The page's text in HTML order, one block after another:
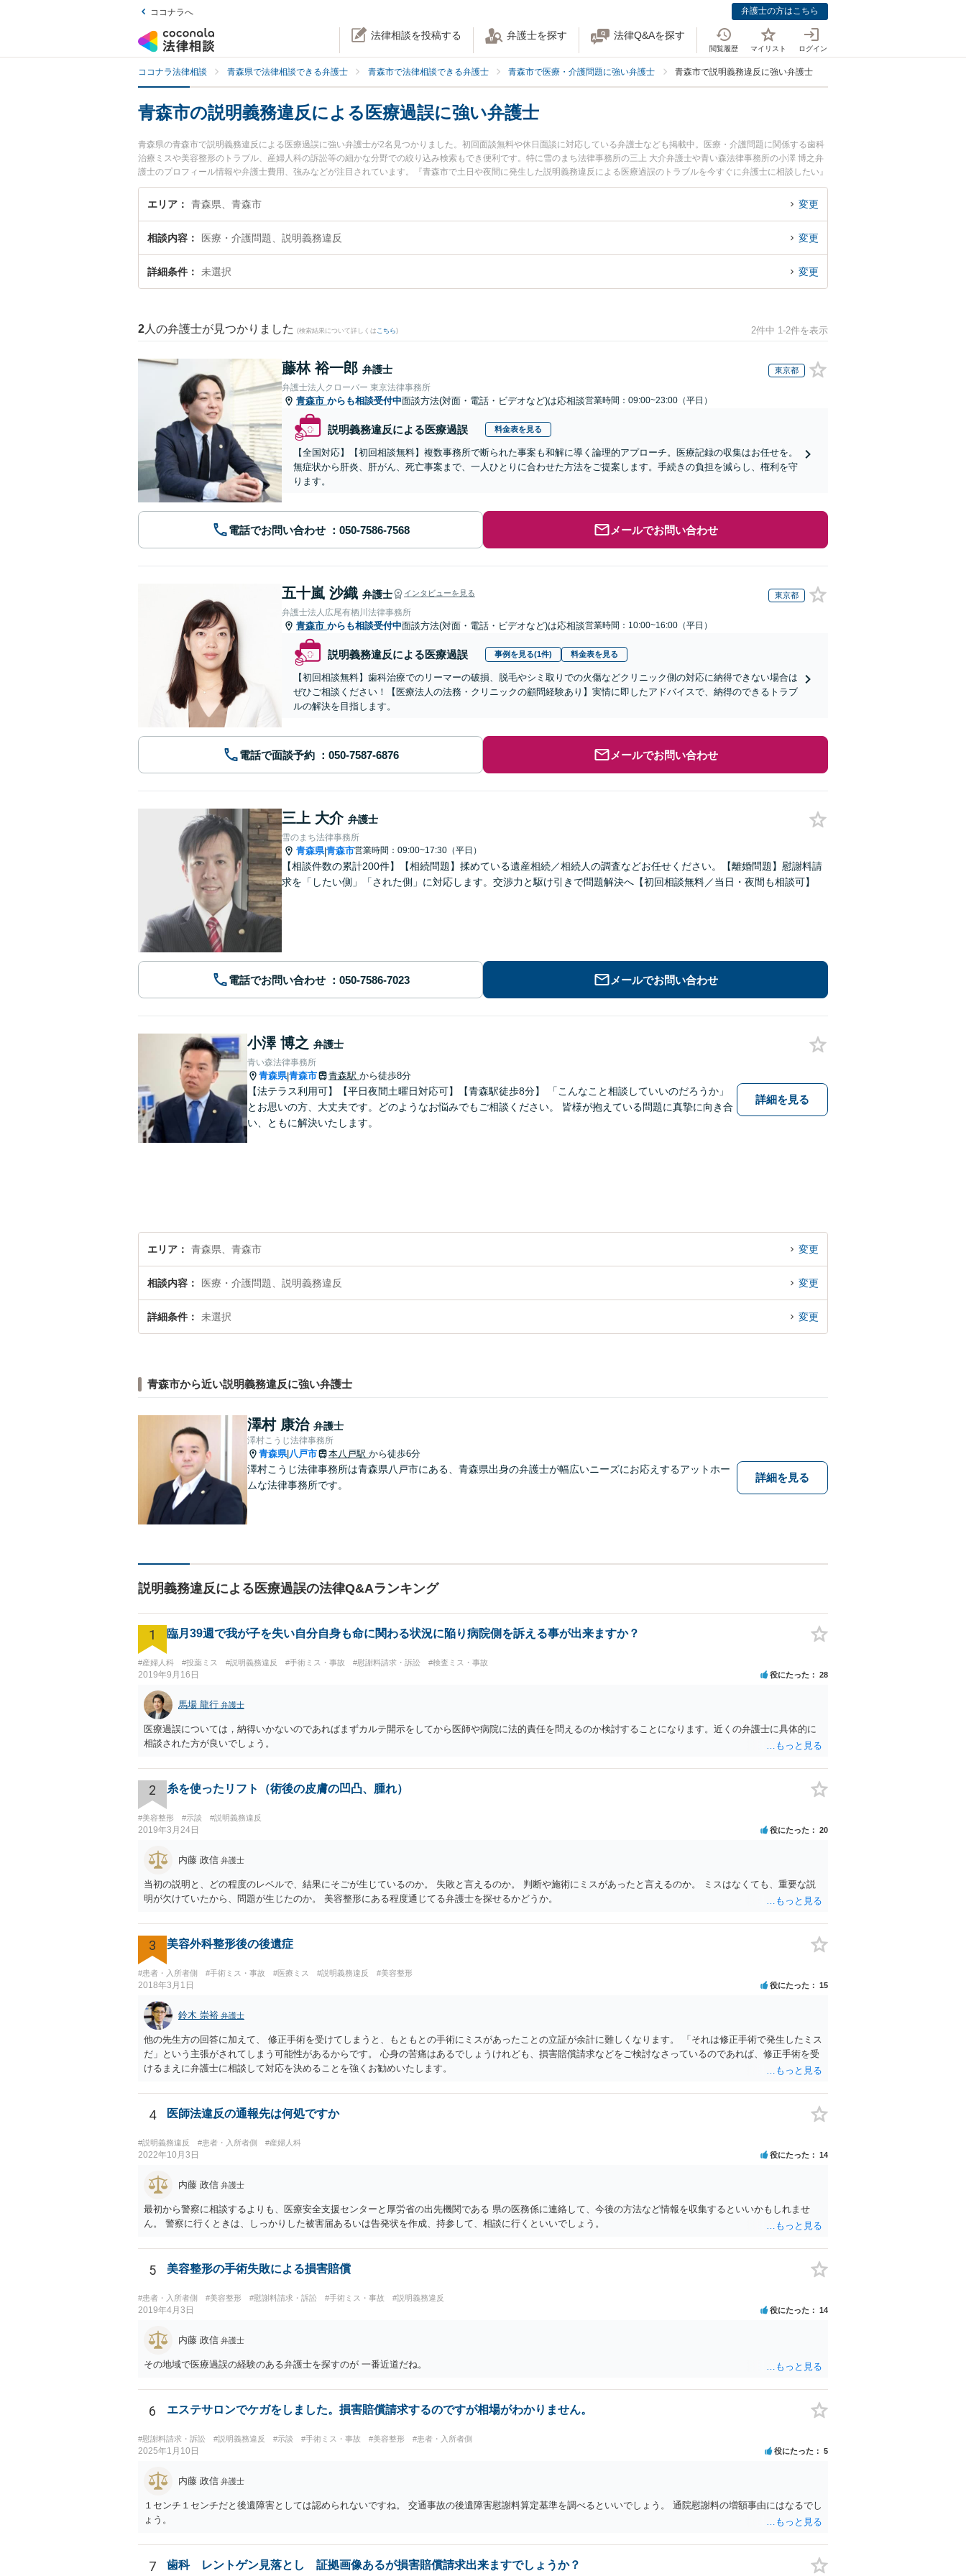
ココナラへ 弁護士の方はこちら
法律相談を投稿する 弁護士を探す 法律Q&Aを探す
閲覧履歴 マイリスト ログイン
ココナラ法律相談 青森県で法律相談できる弁護士 青森市で法律相談できる弁護士 青森市で医療・介護問題に強い弁護士 青森市で説明義務違反に強い弁護士
青森市の説明義務違反による医療過誤に強い弁護士
青森県の青森市で説明義務違反による医療過誤に強い弁護士が2名見つかりました。初回面談無料や休日面談に対応している弁護士なども掲載中。医療・介護問題に関係する歯科
治療ミスや美容整形のトラブル、産婦人科の訴訟等の細かな分野での絞り込み検索もでき便利です。特に雪のまち法律事務所の三上 大介弁護士や青い森法律事務所の小澤 博之弁
護士のプロフィール情報や弁護士費用、強みなどが注目されています。『青森市で土日や夜間に発生した説明義務違反による医療過誤のトラブルを今すぐに弁護士に相談したい』
『説明義務違反による医療過誤のトラブル解決の実績豊富な近くの弁護士を検索したい』『初回相談無料で説明義務違反による医療過誤を法律相談できる青森市内の弁護士に相談
予約したい』などでお困りの相談者さんにおすすめです。
エリア 青森県、青森市 変更
相談内容 医療・介護問題、説明義務違反 変更
詳細条件 未選択 変更
2 人の弁護士が見つかりました (検索結果について詳しくは こちら) 2件中 1-2件を表示
藤林 裕一郎 弁護士 東京都
弁護士法人クローバー 東京法律事務所
青森市 からも相談受付中面談方法(対面・電話・ビデオなど)は応相談営業時間：09:00~23:00（平日）
説明義務違反による医療過誤 料金表を見る
【全国対応】【初回相談無料】複数事務所で断られた事案も和解に導く論理的アプローチ。医療記録の収集はお任せを。
無症状から肝炎、肝がん、死亡事案まで、一人ひとりに合わせた方法をご提案します。手続きの負担を減らし、権利を守
ります。
電話でお問い合わせ メールでお問い合わせ
五十嵐 沙織 弁護士 インタビューを見る 東京都
弁護士法人広尾有栖川法律事務所
青森市 からも相談受付中面談方法(対面・電話・ビデオなど)は応相談営業時間：10:00~16:00（平日）
説明義務違反による医療過誤 事例を見る(1件) 料金表を見る
【初回相談無料】歯科治療でのリーマーの破損、脱毛やシミ取りでの火傷などクリニック側の対応に納得できない場合は
ぜひご相談ください！【医療法人の法務・クリニックの顧問経験あり】実情に即したアドバイスで、納得のできるトラブ
ルの解決を目指します。
電話で面談予約 メールでお問い合わせ
三上 大介 弁護士
雪のまち法律事務所
青森県|青森市営業時間：09:00~17:30（平日）
【相談件数の累計200件】【相続問題】揉めている遺産相続／相続人の調査などお任せください。【離婚問題】慰謝料請
求を「したい側」「された側」に対応します。交渉力と駆け引きで問題解決へ【初回相談無料／当日・夜間も相談可】
電話でお問い合わせ メールでお問い合わせ
小澤 博之 弁護士
青い森法律事務所
青森県|青森市 青森駅 から徒歩8分
【法テラス利用可】【平日夜間土曜日対応可】【青森駅徒歩8分】 「こんなこと相談していいのだろうか」
とお思いの方、大丈夫です。どのようなお悩みでもご相談ください。 皆様が抱えている問題に真摯に向き合
い、ともに解決いたします。
詳細を見る
エリア 青森県、青森市 変更
相談内容 医療・介護問題、説明義務違反 変更
詳細条件 未選択 変更
青森市から近い説明義務違反に強い弁護士
澤村 康治 弁護士
澤村こうじ法律事務所
青森県| 八戸市 本八戸駅 から徒歩6分
澤村こうじ法律事務所は青森県八戸市にある、青森県出身の弁護士が幅広いニーズにお応えするアットホー
ムな法律事務所です。
詳細を見る
説明義務違反による医療過誤の法律Q&Aランキング
1 臨月39週で我が子を失い自分自身も命に関わる状況に陥り病院側を訴える事が出来ますか？
#産婦人科 #投薬ミス #説明義務違反 #手術ミス・事故 #慰謝料請求・訴訟 #検査ミス・事故
2019年9月16日 役にたった 28
馬場 龍行 弁護士
医療過誤については，納得いかないのであればまずカルテ開示をしてから医師や病院に法的責任を問えるのか検討することになります。近くの弁護士に具体的に
相談された方が良いでしょう。
2 糸を使ったリフト（術後の皮膚の凹凸、腫れ）
#美容整形 #示談 #説明義務違反
2019年3月24日 役にたった 20
内藤 政信 弁護士
当初の説明と、どの程度のレベルで、結果にそごが生じているのか。 失敗と言えるのか。 判断や施術にミスがあったと言えるのか。 ミスはなくても、重要な説
明が欠けていたから、問題が生じたのか。 美容整形にある程度通じてる弁護士を探せるかどうか。
3 美容外科整形後の後遺症
#患者・入所者側 #手術ミス・事故 #医療ミス #説明義務違反 #美容整形
2018年3月1日 役にたった 15
鈴木 崇裕 弁護士
他の先生方の回答に加えて、 修正手術を受けてしまうと、もともとの手術にミスがあったことの立証が余計に難しくなります。 「それは修正手術で発生したミス
だ」という主張がされてしまう可能性があるからです。 心身の苦痛はあるでしょうけれども、損害賠償請求などをご検討なさっているのであれば、修正手術を受
けるまえに弁護士に相談して対応を決めることを強くお勧めいたします。
4 医師法違反の通報先は何処ですか
#説明義務違反 #患者・入所者側 #産婦人科
2022年10月3日 役にたった 14
内藤 政信 弁護士
最初から警察に相談するよりも、医療安全支援センターと厚労省の出先機関である 県の医務係に連絡して、今後の方法など情報を収集するといいかもしれませ
ん。 警察に行くときは、しっかりした被害届あるいは告発状を作成、持参して、相談に行くといいでしょう。
5 美容整形の手術失敗による損害賠償
#患者・入所者側 #美容整形 #慰謝料請求・訴訟 #手術ミス・事故 #説明義務違反
2019年4月3日 役にたった 14
内藤 政信 弁護士
その地域で医療過誤の経験のある弁護士を探すのが 一番近道だね。
6 エステサロンでケガをしました。損害賠償請求するのですが相場がわかりません。
#慰謝料請求・訴訟 #説明義務違反 #示談 #手術ミス・事故 #美容整形 #患者・入所者側
2025年1月10日 役にたった 5
内藤 政信 弁護士
１センチ１センチだと後遺障害としては認められないですね。 交通事故の後遺障害慰謝料算定基準を調べるといいでしょう。 通院慰謝料の増額事由にはなるでし
ょう。
7 歯科 レントゲン見落とし 証拠画像あるが損害賠償請求出来ますでしょうか？